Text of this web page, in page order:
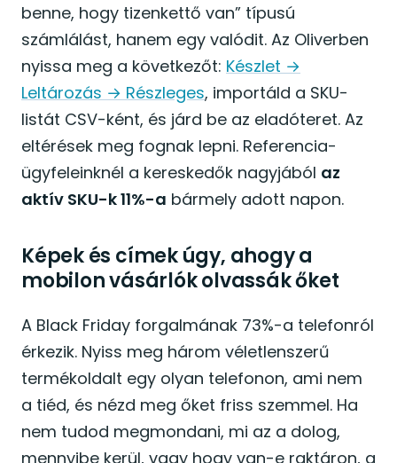
benne, hogy tizenkettő van” típusú
számlálást, hanem egy valódit. Az Oliverben
nyissa meg a következőt: Készlet →
Leltározás → Részleges, importáld a SKU-
listát CSV-ként, és járd be az eladóteret. Az
eltérések meg fognak lepni. Referencia-
ügyfeleinknél a kereskedők nagyjából az
aktív SKU-k 11%-a bármely adott napon.
Képek és címek úgy, ahogy a
mobilon vásárlók olvassák őket
A Black Friday forgalmának 73%-a telefonról
érkezik. Nyiss meg három véletlenszerű
termékoldalt egy olyan telefonon, ami nem
a tiéd, és nézd meg őket friss szemmel. Ha
nem tudod megmondani, mi az a dolog,
mennyibe kerül, vagy hogy van-e raktáron, a